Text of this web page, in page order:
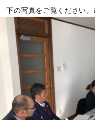
下の写真をご覧ください。